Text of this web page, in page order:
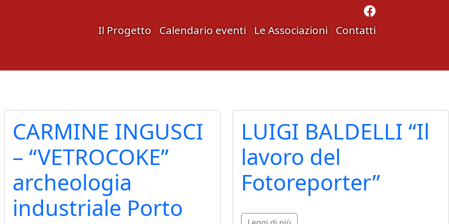
Il Progetto Calendario eventi Le Associazioni Contatti
CARMINE INGUSCI
– “VETROCOKE”
archeologia
industriale Porto
LUIGI BALDELLI “Il
lavoro del
Fotoreporter”